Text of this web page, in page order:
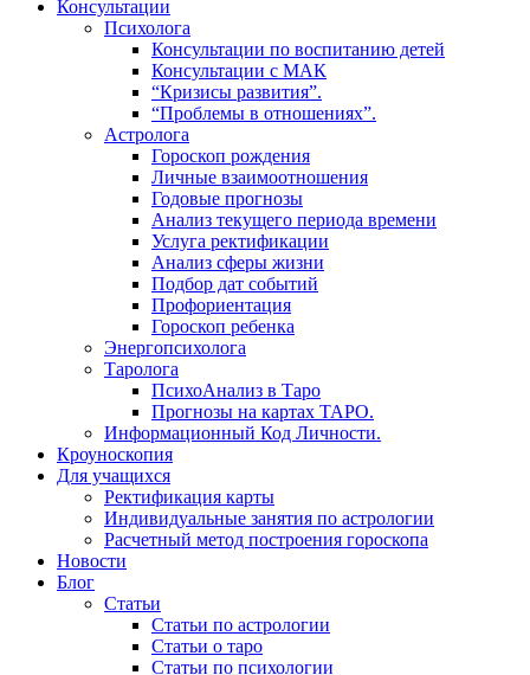
Консультации
Психолога
Консультации по воспитанию детей
Консультации с МАК
“Кризисы развития”.
“Проблемы в отношениях”.
Астролога
Гороскоп рождения
Личные взаимоотношения
Годовые прогнозы
Анализ текущего периода времени
Услуга ректификации
Анализ сферы жизни
Подбор дат событий
Профориентация
Гороскоп ребенка
Энергопсихолога
Таролога
ПсихоАнализ в Таро
Прогнозы на картах ТАРО.
Информационный Код Личности.
Кроуноскопия
Для учащихся
Ректификация карты
Индивидуальные занятия по астрологии
Расчетный метод построения гороскопа
Новости
Блог
Статьи
Статьи по астрологии
Статьи о таро
Статьи по психологии